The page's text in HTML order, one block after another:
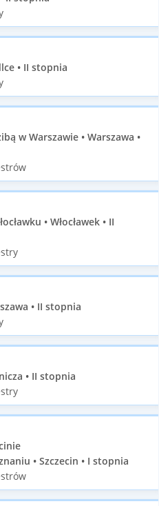
• II stopnia
w Warszawie • Warszawa •
• Włocławek • II
• II stopnia
• II stopnia
• Szczecin • I stopnia